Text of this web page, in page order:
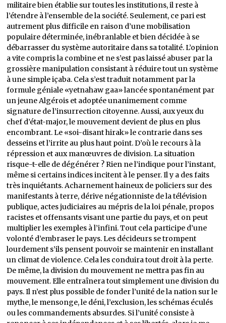
militaire bien établie sur toutes les institutions, il reste à
l’étendre à l’ensemble de la société. Seulement, ce pari est
autrement plus difficile en raison d’une mobilisation
populaire déterminée, inébranlable et bien décidée à se
débarrasser du système autoritaire dans sa totalité. L’opinion
a vite compris la combine et ne s’est pas laissé abuser par la
grossière manipulation consistant à réduire tout un système
à une simple içaba. Cela s’est traduit notamment par la
formule géniale «yetnahaw gaa» lancée spontanément par
un jeune Algérois et adoptée unanimement comme
signature de l’insurrection citoyenne. Aussi, aux yeux du
chef d’état-major, le mouvement devient de plus en plus
encombrant. Le «soi-disant hirak» le contrarie dans ses
desseins et l’irrite au plus haut point. D’où le recours à la
répression et aux manœuvres de division. La situation
risque-t-elle de dégénérer ? Rien ne l’indique pour l’instant,
même si certains indices incitent à le penser. Il y a des faits
très inquiétants. Acharnement haineux de policiers sur des
manifestants à terre, dérive négationniste de la télévision
publique, actes judiciaires au mépris de la loi pénale, propos
racistes et offensants visant une partie du pays, et on peut
multiplier les exemples à l’infini. Tout cela participe d’une
volonté d’embraser le pays. Les décideurs se trompent
lourdement s’ils pensent pouvoir se maintenir en installant
un climat de violence. Cela les conduira tout droit à la perte.
De même, la division du mouvement ne mettra pas fin au
mouvement. Elle entraînera tout simplement une division du
pays. Il n’est plus possible de fonder l’unité de la nation sur le
mythe, le mensonge, le déni, l’exclusion, les schémas éculés
ou les commandements absurdes. Si l’unité consiste à